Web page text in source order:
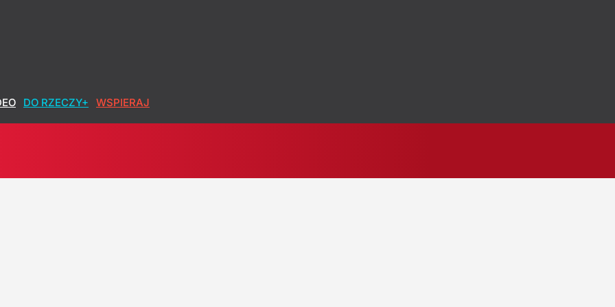
DO RZECZY+ WSPIERAJ